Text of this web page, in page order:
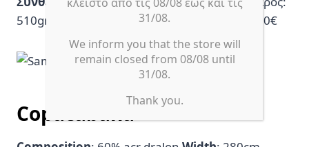
510gr/ m2, Τιμή μονόχρωμο: 79€, Εμπριμέ: 90€
Copacabana
31/08.
We inform you that the store will
remain closed from 08/08 until
31/08.
Thank you.